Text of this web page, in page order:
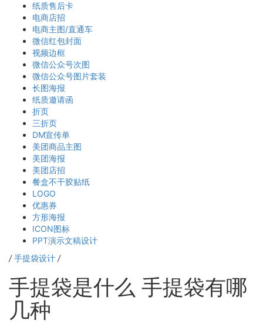
纸质售后卡
电商店招
电商主图/直通车
微信红包封面
视频边框
微信公众号次图
微信公众号图片套装
长图海报
纸质邀请函
折页
三折页
DM宣传单
美团商品主图
美团海报
美团店招
餐盒不干胶贴纸
LOGO
优惠券
方形海报
ICON图标
PPT演示文稿设计
/ 手提袋设计 /
手提袋是什么 手提袋有哪
几种